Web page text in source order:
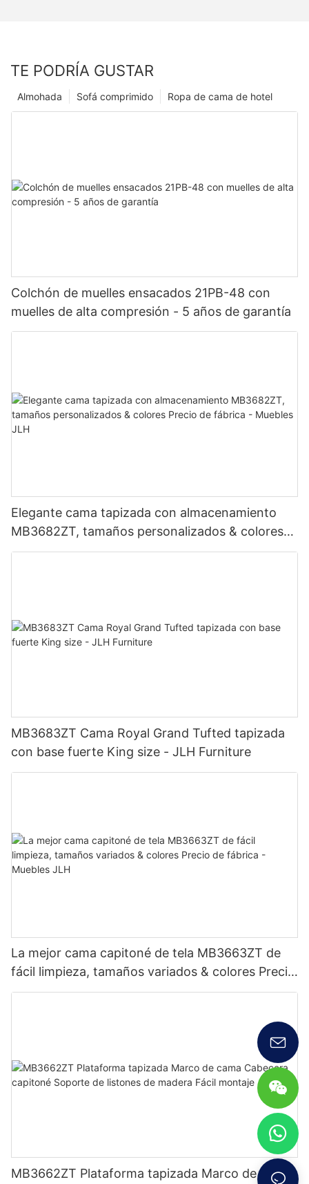
TE PODRÍA GUSTAR
Ropa de cama de hotel
Sofá comprimido
Almohada
Colchón de muelles ensacados 21PB-48 con
muelles de alta compresión - 5 años de garantía
Elegante cama tapizada con almacenamiento
MB3682ZT, tamaños personalizados & colores
Precio de fábrica - Muebles JLH
MB3683ZT Cama Royal Grand Tufted tapizada
con base fuerte King size - JLH Furniture
La mejor cama capitoné de tela MB3663ZT de
fácil limpieza, tamaños variados & colores Precio
de fábrica - Muebles JLH
MB3662ZT Plataforma tapizada Marco de cama